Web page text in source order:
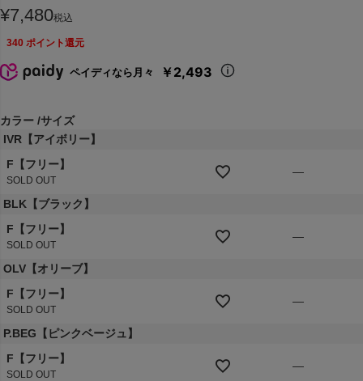
¥7,480税込
340 ポイント還元
ペイディなら月々 ￥2,493
カラー サイズ
IVR【アイボリー】
F【フリー】
SOLD OUT
—
BLK【ブラック】
F【フリー】
SOLD OUT
—
OLV【オリーブ】
F【フリー】
SOLD OUT
—
P.BEG【ピンクベージュ】
F【フリー】
SOLD OUT
—